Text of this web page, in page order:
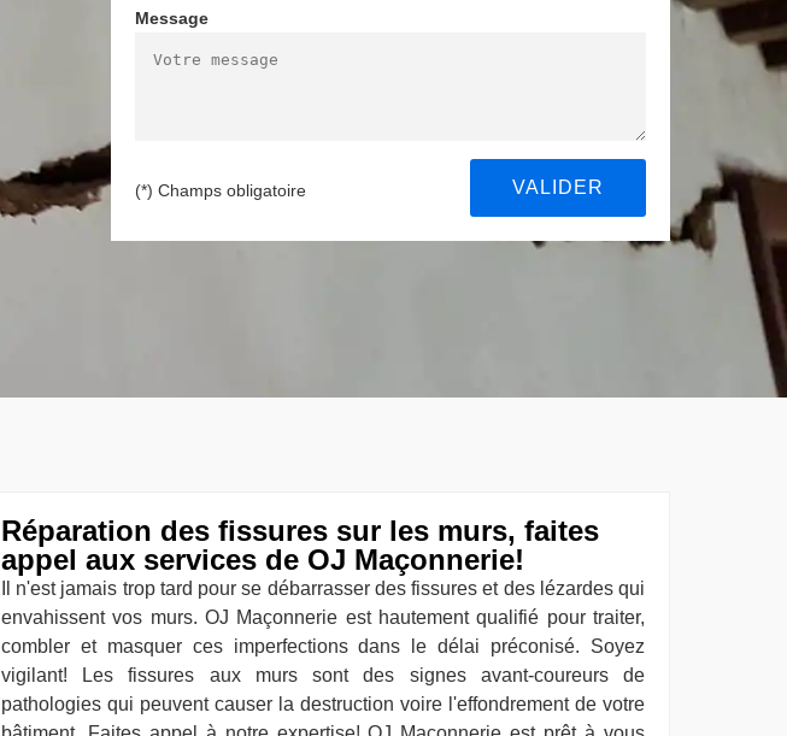
Message
(*) Champs obligatoire
Réparation des fissures sur les murs, faites
appel aux services de OJ Maçonnerie!
Il n'est jamais trop tard pour se débarrasser des fissures et des lézardes qui
envahissent vos murs. OJ Maçonnerie est hautement qualifié pour traiter,
combler et masquer ces imperfections dans le délai préconisé. Soyez
vigilant! Les fissures aux murs sont des signes avant-coureurs de
pathologies qui peuvent causer la destruction voire l'effondrement de votre